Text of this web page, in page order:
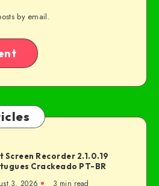
by email.
Screen Recorder 2.1.0.19
Crackeado PT-BR
3, 2026 3 min read